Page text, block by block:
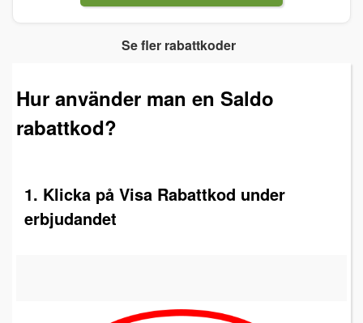
Se fler rabattkoder
Hur använder man en Saldo
rabattkod?
1. Klicka på Visa Rabattkod under
erbjudandet